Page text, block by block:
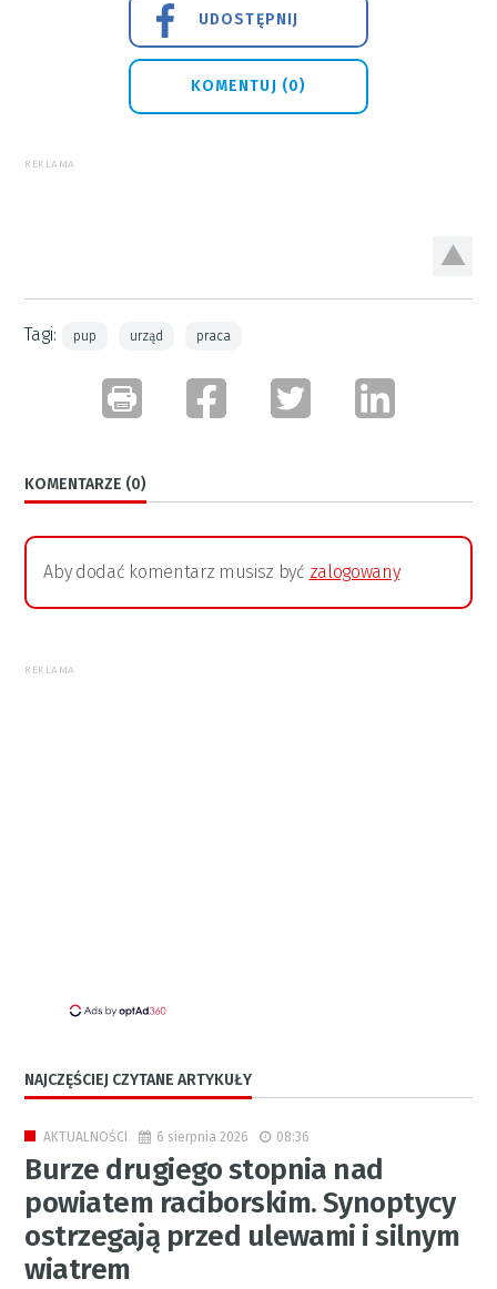
UDOSTĘPNIJ
KOMENTUJ (0)
REKLAMA
Tagi: pup urząd praca
KOMENTARZE (0)
Aby dodać komentarz musisz być zalogowany
REKLAMA
NAJCZĘŚCIEJ CZYTANE ARTYKUŁY
AKTUALNOŚCI 6 sierpnia 2026 08:36
Burze drugiego stopnia nad
powiatem raciborskim. Synoptycy
ostrzegają przed ulewami i silnym
wiatrem